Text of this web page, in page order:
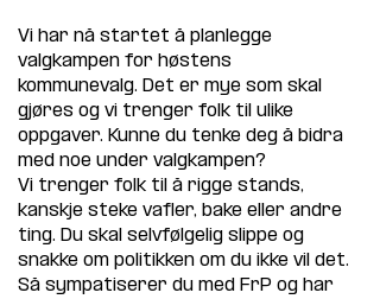
Vi har nå startet å planlegge
valgkampen for høstens
kommunevalg. Det er mye som skal
gjøres og vi trenger folk til ulike
oppgaver. Kunne du tenke deg å bidra
med noe under valgkampen?
Vi trenger folk til å rigge stands,
kanskje steke vafler, bake eller andre
ting. Du skal selvfølgelig slippe og
snakke om politikken om du ikke vil det.
Så sympatiserer du med FrP og har